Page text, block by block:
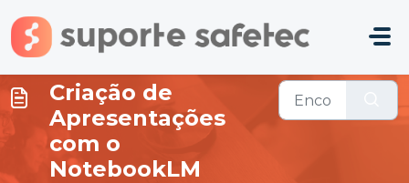
Ir para o conteúdo principal
Criação de
Apresentações
com o
NotebookLM